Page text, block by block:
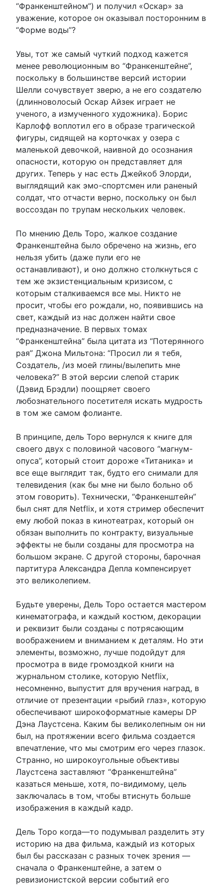
“Франкенштейном”) и получил «Оскар» за
уважение, которое он оказывал посторонним в
“Форме воды”?
Увы, тот же самый чуткий подход кажется
менее революционным во “Франкенштейне”,
поскольку в большинстве версий истории
Шелли сочувствует зверю, а не его создателю
(длинноволосый Оскар Айзек играет не
ученого, а измученного художника). Борис
Карлофф воплотил его в образе трагической
фигуры, сидящей на корточках у озера с
маленькой девочкой, наивной до осознания
опасности, которую он представляет для
других. Теперь у нас есть Джейкоб Элорди,
выглядящий как эмо-спортсмен или раненый
солдат, что отчасти верно, поскольку он был
воссоздан по трупам нескольких человек.
По мнению Дель Торо, жалкое создание
Франкенштейна было обречено на жизнь, его
нельзя убить (даже пули его не
останавливают), и оно должно столкнуться с
тем же экзистенциальным кризисом, с
которым сталкиваемся все мы. Никто не
просит, чтобы его рождали, но, появившись на
свет, каждый из нас должен найти свое
предназначение. В первых томах
“Франкенштейна” была цитата из “Потерянного
рая” Джона Мильтона: “Просил ли я тебя,
Создатель, /из моей глины/вылепить мне
человека?” В этой версии слепой старик
(Дэвид Брэдли) поощряет своего
любознательного посетителя искать мудрость
в том же самом фолианте.
В принципе, дель Торо вернулся к книге для
своего двух с половиной часового “магнум-
опуса”, который стоит дороже «Титаника» и
все еще выглядит так, будто его снимали для
телевидения (как бы мне ни было больно об
этом говорить). Технически, “Франкенштейн”
был снят для Netflix, и хотя стример обеспечит
ему любой показ в кинотеатрах, который он
обязан выполнить по контракту, визуальные
эффекты не были созданы для просмотра на
большом экране. С другой стороны, барочная
партитура Александра Депла компенсирует
это великолепием.
Будьте уверены, Дель Торо остается мастером
кинематографа, и каждый костюм, декорации
и реквизит были созданы с потрясающим
воображением и вниманием к деталям. Но эти
элементы, возможно, лучше подойдут для
просмотра в виде громоздкой книги на
журнальном столике, которую Netflix,
несомненно, выпустит для вручения наград, в
отличие от презентации «рыбий глаз», которую
обеспечивают широкоформатные камеры DP
Дэна Лаустсена. Каким бы великолепным он ни
был, на протяжении всего фильма создается
впечатление, что мы смотрим его через глазок.
Странно, но широкоугольные объективы
Лаустсена заставляют “Франкенштейна”
казаться меньше, хотя, по-видимому, цель
заключалась в том, чтобы втиснуть больше
изображения в каждый кадр.
Дель Торо когда—то подумывал разделить эту
историю на два фильма, каждый из которых
был бы рассказан с разных точек зрения —
сначала о Франкенштейне, а затем о
ревизионистской версии событий его